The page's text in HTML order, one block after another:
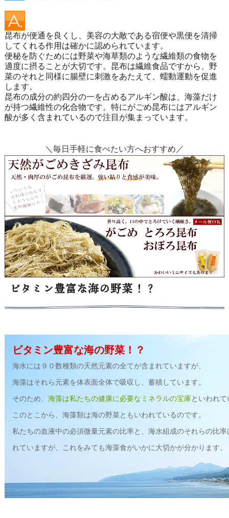
昆布が便通を良くし、美容の大敵である宿便や黒便を清掃
してくれる作用は確かに認められています。
便秘を防ぐためには野菜や海草類のような繊維類の食物を
適度に摂ることが大切です。昆布は繊維食品ですから、野
菜のそれと同様に腸壁に刺激をあたえて、蠕動運動を促進
します。
昆布の成分の約四分の一を占めるアルギン酸は、海藻だけ
が持つ繊維性の化合物です。特にがごめ昆布にはアルギン
酸が多く含まれているので注目が集まっています。
＼毎日手軽に食べたい方へおすすめ／
ビタミン豊富な海の野菜！？
ビタミン豊富な海の野菜！？
海水には９０数種類の天然元素の全てが含まれていますが、
海藻はそれら元素を体表面全体で吸収し、蓄積しています。
そのため、 海藻は私たちの健康に必要なミネラルの宝庫といわれて
このとこから、海藻類は海の野菜ともいわれているのです。
私たちの血液中の必須微量元素の比率と、海水組成のそれらの比
れていますが、これをみても海藻食がいかに大切かが分かります。